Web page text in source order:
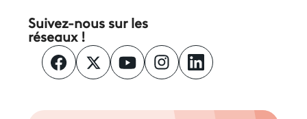
Suivez-nous sur les
réseaux !